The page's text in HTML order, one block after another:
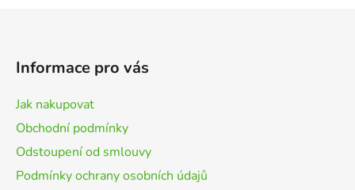
Informace pro vás
Jak nakupovat
Obchodní podmínky
Odstoupení od smlouvy
Podmínky ochrany osobních údajů